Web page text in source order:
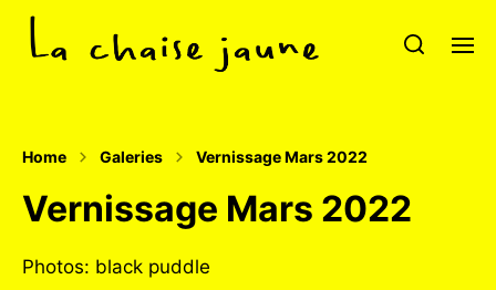
Home Galeries Vernissage Mars 2022
Vernissage Mars 2022
Photos: black puddle